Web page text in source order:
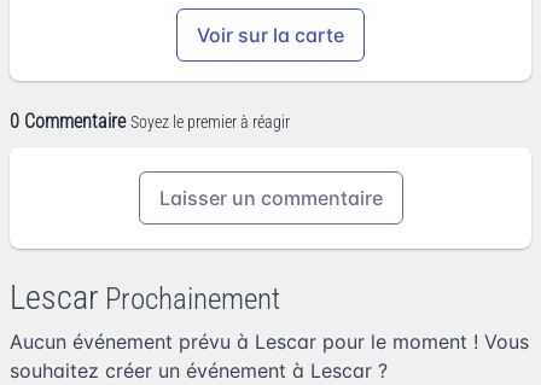
Voir sur la carte
0 Commentaire Soyez le premier à réagir
Laisser un commentaire
Lescar Prochainement
Aucun événement prévu à Lescar pour le moment ! Vous
souhaitez créer un événement à Lescar ?